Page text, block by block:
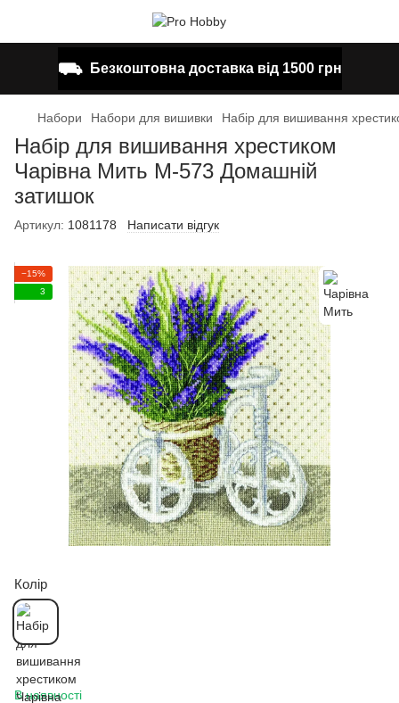
⛟ Безкоштовна доставка від 1500 грн
Набори Набори для вишивки Набір для вишивання
Набір для вишивання хрестиком
Чарівна Мить М-573 Домашній
затишок
Артикул: 1081178 Написати відгук
−15%
3
Колір
В наявності